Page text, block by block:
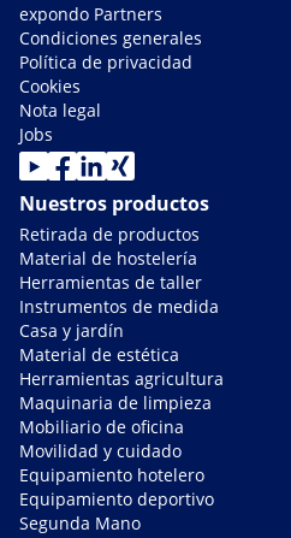
expondo Partners
Condiciones generales
Política de privacidad
Cookies
Nota legal
Jobs
Nuestros productos
Retirada de productos
Material de hostelería
Herramientas de taller
Instrumentos de medida
Casa y jardín
Material de estética
Herramientas agricultura
Maquinaria de limpieza
Mobiliario de oficina
Movilidad y cuidado
Equipamiento hotelero
Equipamiento deportivo
Segunda Mano